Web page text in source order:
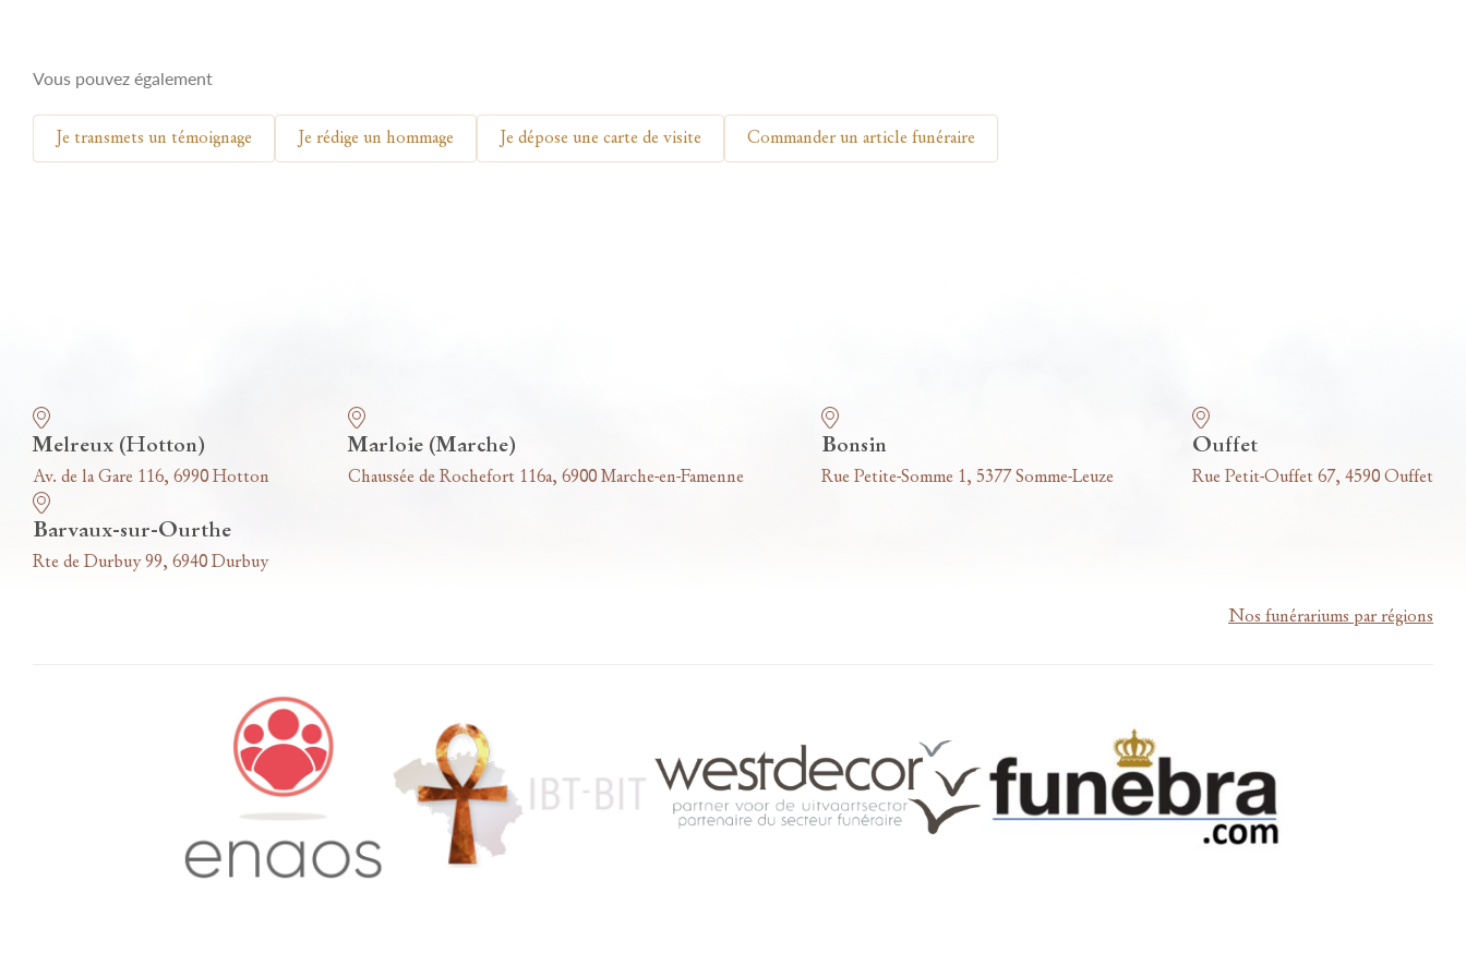
Vous pouvez également
Je transmets un témoignage Je rédige un hommage Je dépose une carte de visite Commander un article funéraire
Melreux (Hotton)
Av. de la Gare 116, 6990 Hotton
Marloie (Marche)
Chaussée de Rochefort 116a, 6900 Marche-en-Famenne
Bonsin
Rue Petite-Somme 1, 5377 Somme-Leuze
Ouffet
Rue Petit-Ouffet 67, 4590 Ouffet
Barvaux-sur-Ourthe
Rte de Durbuy 99, 6940 Durbuy
Nos funérariums par régions